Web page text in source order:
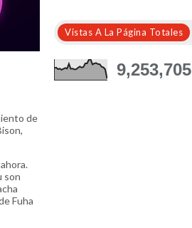
de
son
Fuha
Vistas A La Página Totales
9,253,705